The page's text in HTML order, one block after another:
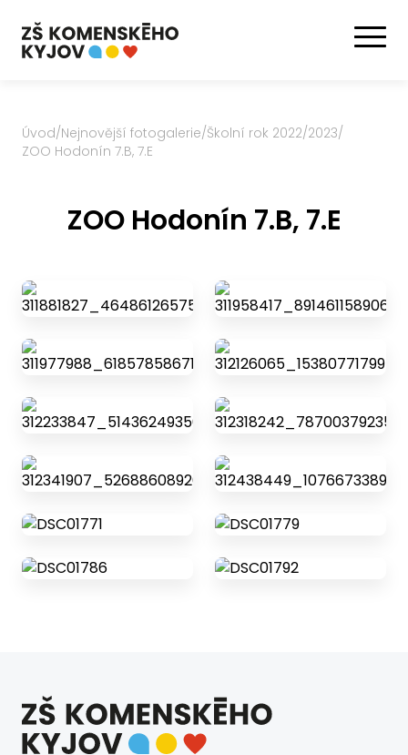
Úvod/Nejnovější fotogalerie/Školní rok 2022/2023/
ZOO Hodonín 7.B, 7.E
ZOO Hodonín 7.B, 7.E